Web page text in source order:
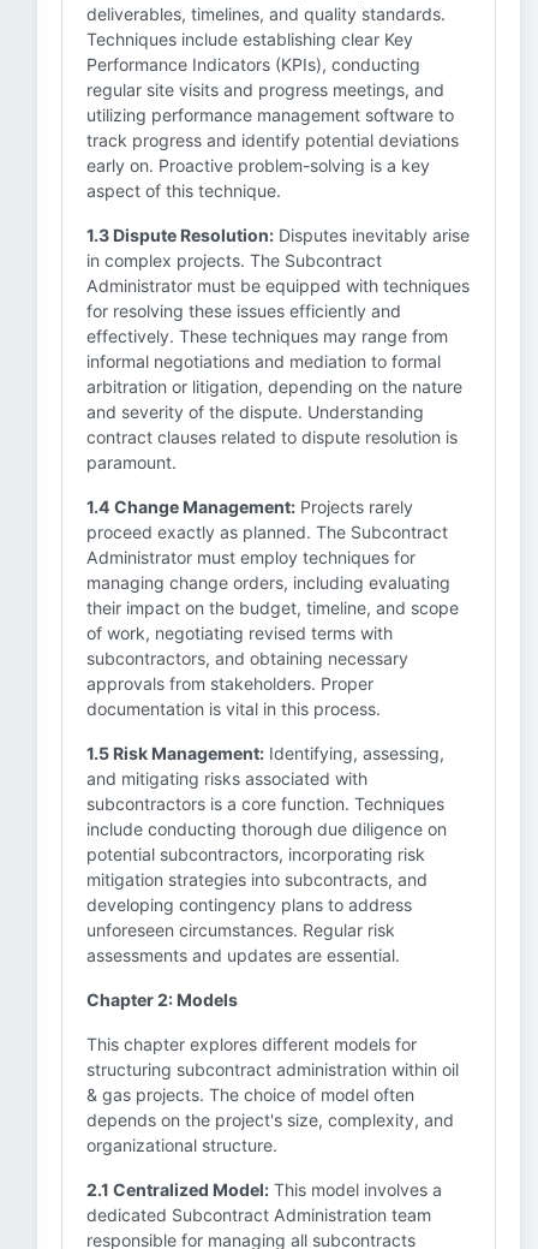
deliverables, timelines, and quality standards.
Techniques include establishing clear Key
Performance Indicators (KPIs), conducting
regular site visits and progress meetings, and
utilizing performance management software to
track progress and identify potential deviations
early on. Proactive problem-solving is a key
aspect of this technique.
1.3 Dispute Resolution: Disputes inevitably arise
in complex projects. The Subcontract
Administrator must be equipped with techniques
for resolving these issues efficiently and
effectively. These techniques may range from
informal negotiations and mediation to formal
arbitration or litigation, depending on the nature
and severity of the dispute. Understanding
contract clauses related to dispute resolution is
paramount.
1.4 Change Management: Projects rarely
proceed exactly as planned. The Subcontract
Administrator must employ techniques for
managing change orders, including evaluating
their impact on the budget, timeline, and scope
of work, negotiating revised terms with
subcontractors, and obtaining necessary
approvals from stakeholders. Proper
documentation is vital in this process.
1.5 Risk Management: Identifying, assessing,
and mitigating risks associated with
subcontractors is a core function. Techniques
include conducting thorough due diligence on
potential subcontractors, incorporating risk
mitigation strategies into subcontracts, and
developing contingency plans to address
unforeseen circumstances. Regular risk
assessments and updates are essential.
Chapter 2: Models
This chapter explores different models for
structuring subcontract administration within oil
& gas projects. The choice of model often
depends on the project's size, complexity, and
organizational structure.
2.1 Centralized Model: This model involves a
dedicated Subcontract Administration team
responsible for managing all subcontracts